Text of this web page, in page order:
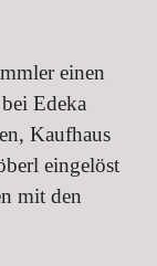
einen
Edeka
Kaufhaus
eingelöst
mit den